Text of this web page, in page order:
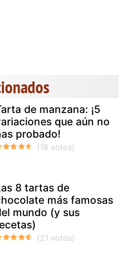
de manzana: ¡5
que aún no
probado!
8 tartas de
más famosas
mundo (y sus